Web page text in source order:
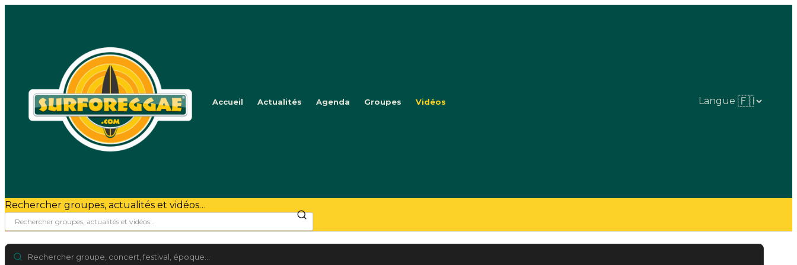
Accueil Actualités Agenda Groupes Vidéos Langue
Rechercher groupes, actualités et vidéos…